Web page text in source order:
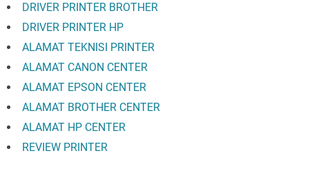
DRIVER PRINTER BROTHER
DRIVER PRINTER HP
ALAMAT TEKNISI PRINTER
ALAMAT CANON CENTER
ALAMAT EPSON CENTER
ALAMAT BROTHER CENTER
ALAMAT HP CENTER
REVIEW PRINTER